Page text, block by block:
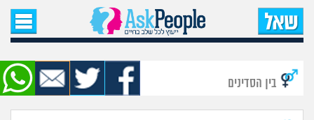
עמוד הבית
שאל שאלה
שאלות חדשות
בין הסדינים